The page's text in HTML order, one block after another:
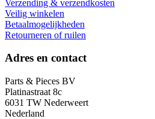
Verzending & verzendkosten
Veilig winkelen
Betaalmogelijkheden
Retourneren of ruilen
Adres en contact
Parts & Pieces BV
Platinastraat 8c
6031 TW Nederweert
Nederland